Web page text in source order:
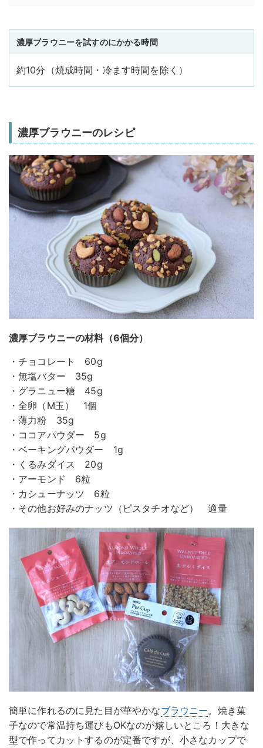
濃厚ブラウニーを試すのにかかる時間
約10分（焼成時間・冷ます時間を除く）
濃厚ブラウニーのレシピ
濃厚ブラウニーの材料（6個分）
・チョコレート 60g
・無塩バター 35g
・グラニュー糖 45g
・全卵（M玉） 1個
・薄力粉 35g
・ココアパウダー 5g
・ベーキングパウダー 1g
・くるみダイス 20g
・アーモンド 6粒
・カシューナッツ 6粒
・その他お好みのナッツ（ピスタチオなど） 適量
簡単に作れるのに見た目が華やかなブラウニー。焼き菓
子なので常温持ち運びもOKなのが嬉しいところ！大きな
型で作ってカットするのが定番ですが、小さなカップで